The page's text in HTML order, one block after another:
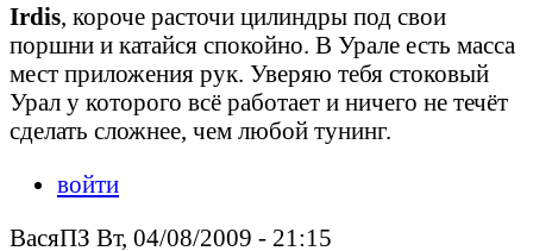
Irdis, короче расточи цилиндры под свои
поршни и катайся спокойно. В Урале есть масса
мест приложения рук. Уверяю тебя стоковый
Урал у которого всё работает и ничего не течёт
сделать сложнее, чем любой тунинг.
войти
ВасяПЗ Вт, 04/08/2009 - 21:15